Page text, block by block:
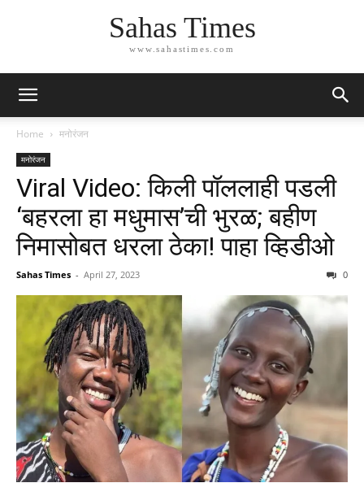
Sahas Times
www.sahastimes.com
Home मनोरंजन
मनोरंजन
Viral Video: किली पॉललाही पडली
‘बहरला हा मधुमास’ची भुरळ; बहीण
निमासोबत धरला ठेका! पाहा व्हिडीओ
Sahas Times - April 27, 2023 0